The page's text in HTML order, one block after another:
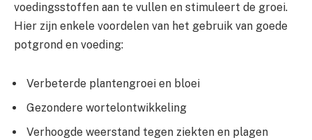
voedingsstoffen aan te vullen en stimuleert de groei.
Hier zijn enkele voordelen van het gebruik van goede
potgrond en voeding:
Verbeterde plantengroei en bloei
Gezondere wortelontwikkeling
Verhoogde weerstand tegen ziekten en plagen